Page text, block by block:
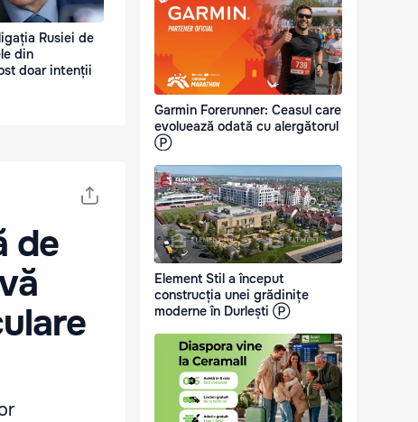
Rusiei de
din
doar intenții
de
Garmin Forerunner: Ceasul care
evoluează odată cu alergătorul
Ⓟ
Element Stil a început
construcția unei grădinițe
moderne în Durlești Ⓟ